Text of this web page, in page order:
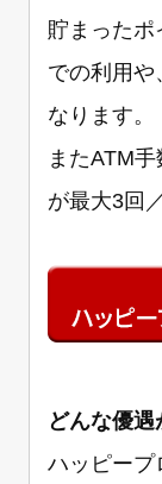
貯まったポ
での利用や
なります。
またATM
が最大3回
どんな優遇
ハッピープ